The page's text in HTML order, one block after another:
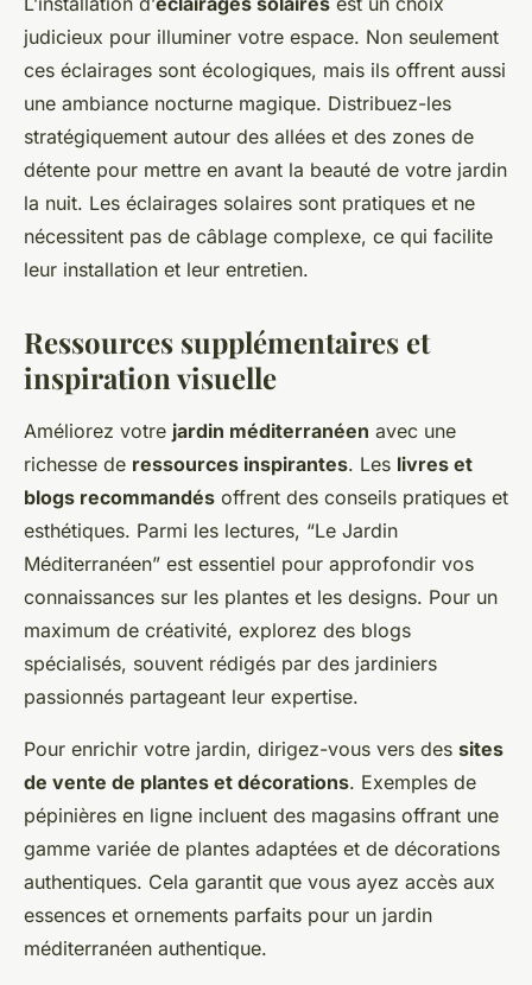
judicieux pour illuminer votre espace. Non seulement
ces éclairages sont écologiques, mais ils offrent aussi
une ambiance nocturne magique. Distribuez-les
stratégiquement autour des allées et des zones de
détente pour mettre en avant la beauté de votre jardin
la nuit. Les éclairages solaires sont pratiques et ne
nécessitent pas de câblage complexe, ce qui facilite
leur installation et leur entretien.
Ressources supplémentaires et
inspiration visuelle
Améliorez votre jardin méditerranéen avec une
richesse de ressources inspirantes. Les livres et
blogs recommandés offrent des conseils pratiques et
esthétiques. Parmi les lectures, “Le Jardin
Méditerranéen” est essentiel pour approfondir vos
connaissances sur les plantes et les designs. Pour un
maximum de créativité, explorez des blogs
spécialisés, souvent rédigés par des jardiniers
passionnés partageant leur expertise.
Pour enrichir votre jardin, dirigez-vous vers des sites
de vente de plantes et décorations. Exemples de
pépinières en ligne incluent des magasins offrant une
gamme variée de plantes adaptées et de décorations
authentiques. Cela garantit que vous ayez accès aux
essences et ornements parfaits pour un jardin
méditerranéen authentique.